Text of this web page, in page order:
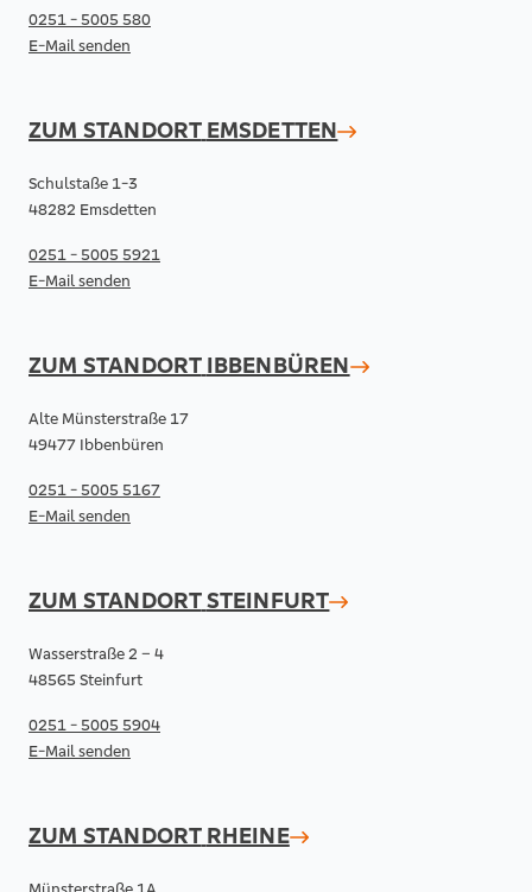
0251 - 5005 580
E-Mail senden
ZUM STANDORT EMSDETTEN
Schulstaße 1-3
48282 Emsdetten
0251 - 5005 5921
E-Mail senden
ZUM STANDORT IBBENBÜREN
Alte Münsterstraße 17
49477 Ibbenbüren
0251 - 5005 5167
E-Mail senden
ZUM STANDORTSTEINFURT
Wasserstraße 2 – 4
48565 Steinfurt
0251 - 5005 5904
E-Mail senden
ZUM STANDORT RHEINE